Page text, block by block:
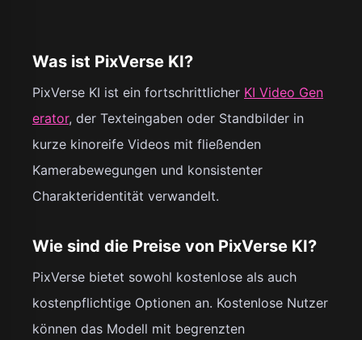
Was ist PixVerse KI?
PixVerse KI ist ein fortschrittlicher KI Video Gen
erator, der Texteingaben oder Standbilder in
kurze kinoreife Videos mit fließenden
Kamerabewegungen und konsistenter
Charakteridentität verwandelt.
Wie sind die Preise von PixVerse KI?
PixVerse bietet sowohl kostenlose als auch
kostenpflichtige Optionen an. Kostenlose Nutzer
können das Modell mit begrenzten